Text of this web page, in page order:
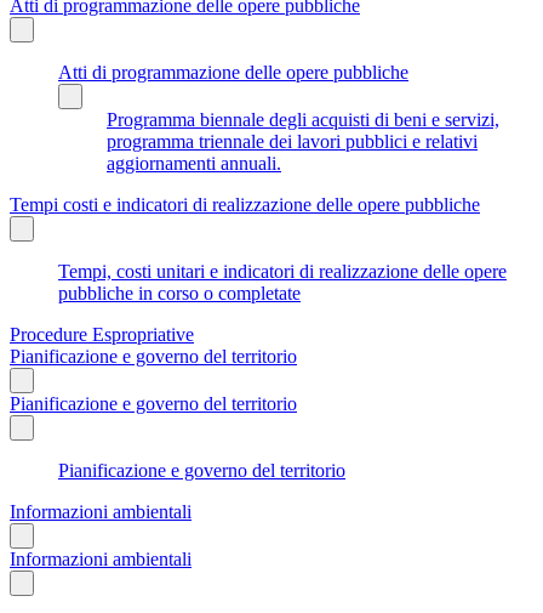
Atti di programmazione delle opere pubbliche
Atti di programmazione delle opere pubbliche
Programma biennale degli acquisti di beni e servizi,
programma triennale dei lavori pubblici e relativi
aggiornamenti annuali.
Tempi costi e indicatori di realizzazione delle opere pubbliche
Tempi, costi unitari e indicatori di realizzazione delle opere
pubbliche in corso o completate
Procedure Espropriative
Pianificazione e governo del territorio
Pianificazione e governo del territorio
Pianificazione e governo del territorio
Informazioni ambientali
Informazioni ambientali